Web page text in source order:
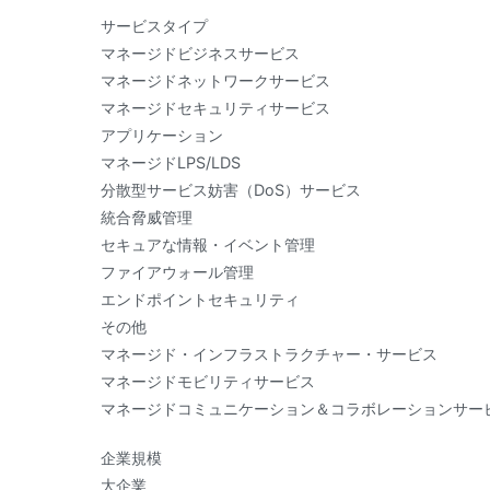
サービスタイプ
マネージドビジネスサービス
マネージドネットワークサービス
マネージドセキュリティサービス
アプリケーション
マネージドLPS/LDS
分散型サービス妨害（DoS）サービス
統合脅威管理
セキュアな情報・イベント管理
ファイアウォール管理
エンドポイントセキュリティ
その他
マネージド・インフラストラクチャー・サービス
マネージドモビリティサービス
マネージドコミュニケーション＆コラボレーションサー
企業規模
大企業